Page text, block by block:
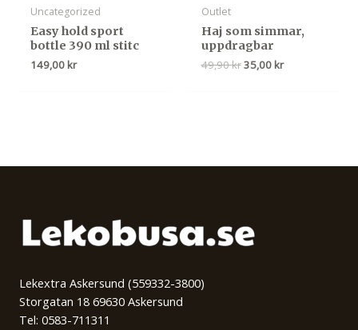
Uncategorized
Easy hold sport
bottle 390 ml stitc
149,00 kr
Outlet
Haj som simmar,
uppdragbar
49,90krDet
35,00 krDet
Lekextra Askersund (559332-3800)
Storgatan 18 69630 Askersund
Tel: 0583-711311